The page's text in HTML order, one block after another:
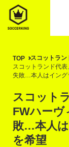
TOP スコットラン
スコットランド代
失敗…本人はイング
スコット
FWハーヴ
敗…本人
を希望